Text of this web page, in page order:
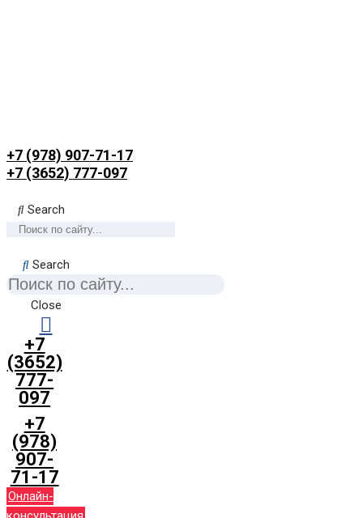
+7 (978) 907-71-17
+7 (3652) 777-097
Search
Search
Close
+7
(3652)
777-
097
+7
(978)
907-
71-17
Онлайн-